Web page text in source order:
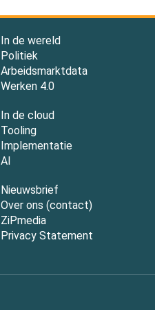
In de wereld
Politiek
Arbeidsmarktdata
Werken 4.0
In de cloud
Tooling
Implementatie
AI
Nieuwsbrief
Over ons (contact)
ZiPmedia
Privacy Statement